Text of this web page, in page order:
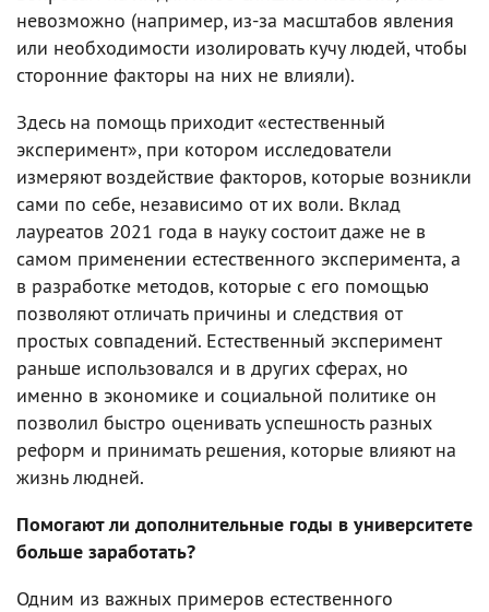
невозможно (например, из-за масштабов явления
или необходимости изолировать кучу людей, чтобы
сторонние факторы на них не влияли).
Здесь на помощь приходит «естественный
эксперимент», при котором исследователи
измеряют воздействие факторов, которые возникли
сами по себе, независимо от их воли. Вклад
лауреатов 2021 года в науку состоит даже не в
самом применении естественного эксперимента, а
в разработке методов, которые с его помощью
позволяют отличать причины и следствия от
простых совпадений. Естественный эксперимент
раньше использовался и в других сферах, но
именно в экономике и социальной политике он
позволил быстро оценивать успешность разных
реформ и принимать решения, которые влияют на
жизнь людней.
Помогают ли дополнительные годы в университете
больше заработать?
Одним из важных примеров естественного